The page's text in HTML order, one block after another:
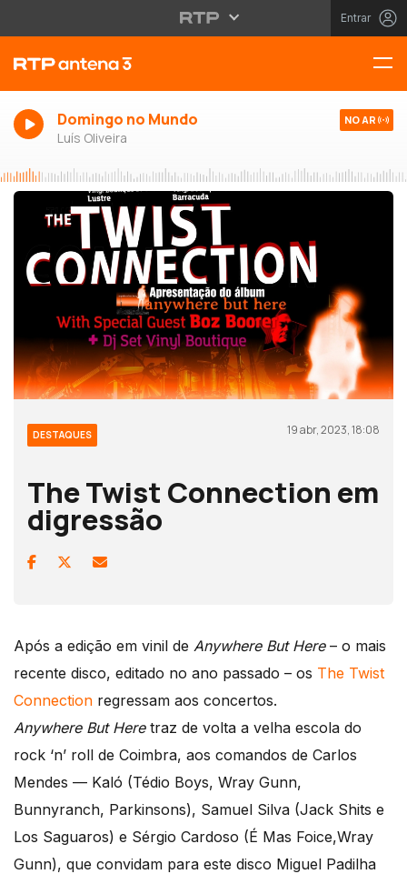
Entrar
Domingo no Mundo
Luís Oliveira
NO AR
DESTAQUES 19 abr, 2023, 18:08
The Twist Connection em
digressão
Após a edição em vinil de Anywhere But Here– o mais
recente disco, editado no ano passado – os The Twist
Connection regressam aos concertos.
Anywhere But Here traz de volta a velha escola do
rock ‘n’ roll de Coimbra, aos comandos de Carlos
Mendes — Kaló (Tédio Boys, Wray Gunn,
Bunnyranch, Parkinsons), Samuel Silva (Jack Shits e
Los Saguaros) e Sérgio Cardoso (É Mas Foice,Wray
Gunn), que convidam para este disco Miguel Padilha